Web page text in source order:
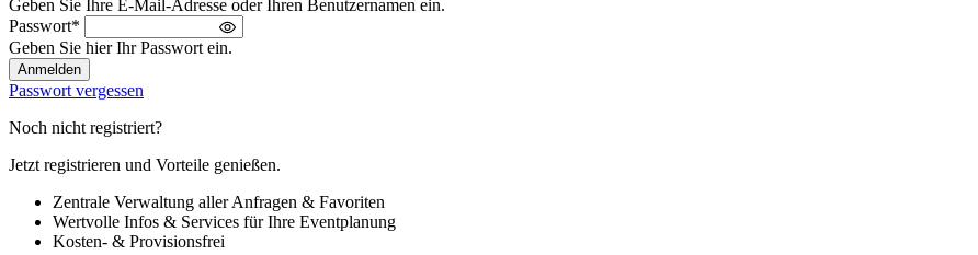
zurück!
Bitte
melden
Sie
sich
an
Geben Sie Ihre E-Mail-Adresse oder Ihren Benutzernamen ein.
Passwort*
Geben Sie hier Ihr Passwort ein.
Passwort vergessen
Noch nicht registriert?
Jetzt registrieren und Vorteile genießen.
Zentrale Verwaltung aller Anfragen & Favoriten
Wertvolle Infos & Services für Ihre Eventplanung
Kosten- & Provisionsfrei